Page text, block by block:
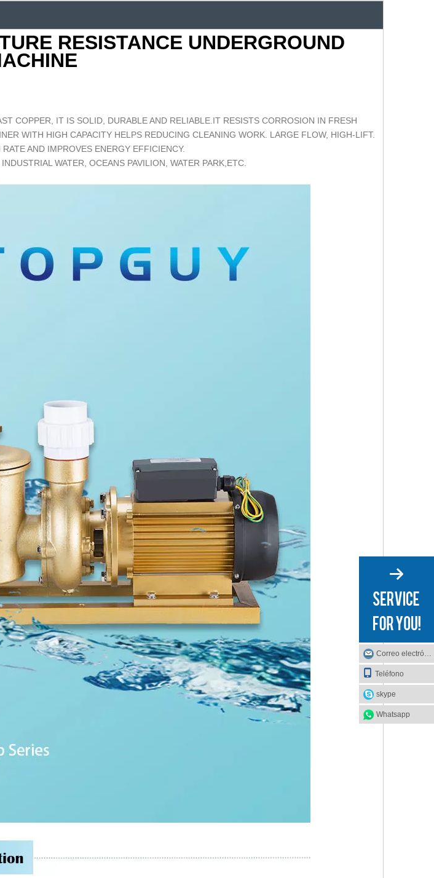
RESISTANCE UNDERGROUND
COPPER, IT IS SOLID, DURABLE AND RELIABLE.IT RESISTS CORROSION IN FRESH
WITH HIGH CAPACITY HELPS REDUCING CLEANING WORK. LARGE FLOW, HIGH-LIFT.
AND IMPROVES ENERGY EFFICIENCY.
WATER, OCEANS PAVILION, WATER PARK,ETC.
Correo electrónico
Teléfono
skype
Whatsapp